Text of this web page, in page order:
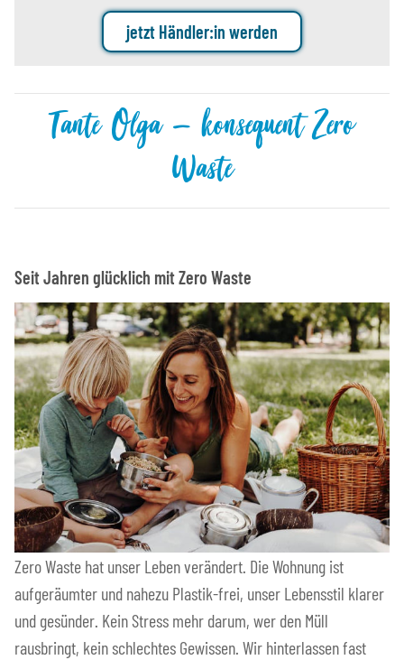
jetzt Händler:in werden
Tante Olga – konsequent Zero
Waste
Seit Jahren glücklich mit Zero Waste
Zero Waste hat unser Leben verändert. Die Wohnung ist
aufgeräumter und nahezu Plastik-frei, unser Lebensstil klarer
und gesünder. Kein Stress mehr darum, wer den Müll
rausbringt, kein schlechtes Gewissen. Wir hinterlassen fast